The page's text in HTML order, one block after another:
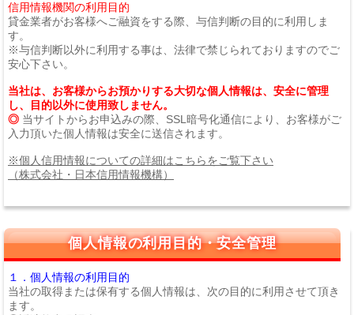
信用情報機関の利用目的
貸金業者がお客様へご融資をする際、与信判断の目的に利用しま
す。
※与信判断以外に利用する事は、法律で禁じられておりますのでご
安心下さい。
当社は、お客様からお預かりする大切な個人情報は、安全に管理
し、目的以外に使用致しません。
◎ 当サイトからお申込みの際、SSL暗号化通信により、お客様がご
入力頂いた個人情報は安全に送信されます。
※個人信用情報についての詳細はこちらをご覧下さい
（株式会社・日本信用情報機構）
個人情報の利用目的・安全管理
１．個人情報の利用目的
当社の取得または保有する個人情報は、次の目的に利用させて頂き
ます。